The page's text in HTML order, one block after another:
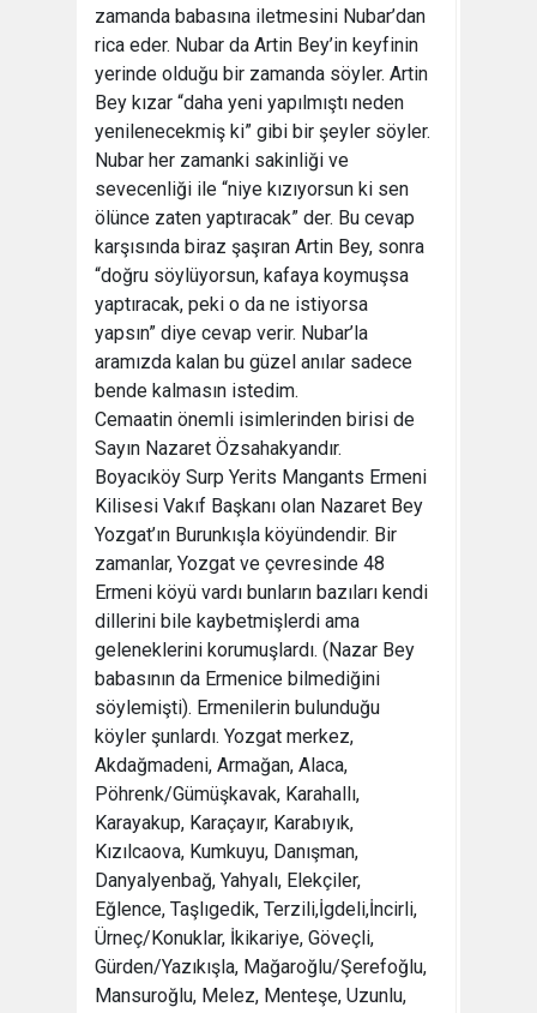
zamanda babasına iletmesini Nubar’dan
rica eder. Nubar da Artin Bey’in keyfinin
yerinde olduğu bir zamanda söyler. Artin
Bey kızar “daha yeni yapılmıştı neden
yenilenecekmiş ki” gibi bir şeyler söyler.
Nubar her zamanki sakinliği ve
sevecenliği ile “niye kızıyorsun ki sen
ölünce zaten yaptıracak” der. Bu cevap
karşısında biraz şaşıran Artin Bey, sonra
“doğru söylüyorsun, kafaya koymuşsa
yaptıracak, peki o da ne istiyorsa
yapsın” diye cevap verir. Nubar’la
aramızda kalan bu güzel anılar sadece
bende kalmasın istedim.
Cemaatin önemli isimlerinden birisi de
Sayın Nazaret Özsahakyandır.
Boyacıköy Surp Yerits Mangants Ermeni
Kilisesi Vakıf Başkanı olan Nazaret Bey
Yozgat’ın Burunkışla köyündendir. Bir
zamanlar, Yozgat ve çevresinde 48
Ermeni köyü vardı bunların bazıları kendi
dillerini bile kaybetmişlerdi ama
geleneklerini korumuşlardı. (Nazar Bey
babasının da Ermenice bilmediğini
söylemişti). Ermenilerin bulunduğu
köyler şunlardı. Yozgat merkez,
Akdağmadeni, Armağan, Alaca,
Pöhrenk/Gümüşkavak, Karahallı,
Karayakup, Karaçayır, Karabıyık,
Kızılcaova, Kumkuyu, Danışman,
Danyalyenbağ, Yahyalı, Elekçiler,
Eğlence, Taşlıgedik, Terzili,İgdeli,İncirli,
Ürneç/Konuklar, İkikariye, Göveçli,
Gürden/Yazıkışla, Mağaroğlu/Şerefoğlu,
Mansuroğlu, Melez, Menteşe, Uzunlu,